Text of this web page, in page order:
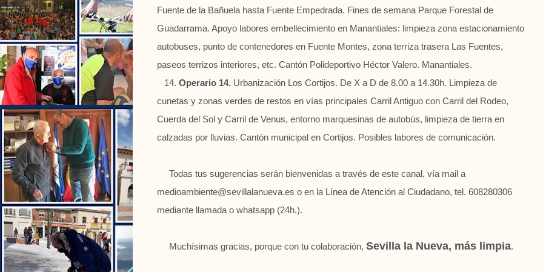
Fuente de la Bañuela hasta Fuente Empedrada. Fines de semana Parque Forestal de
Guadarrama. Apoyo labores embellecimiento en Manantiales: limpieza zona estacionamiento
autobuses, punto de contenedores en Fuente Montes, zona terriza trasera Las Fuentes,
paseos terrizos interiores, etc. Cantón Polideportivo Héctor Valero. Manantiales.
14. Operario 14. Urbanización Los Cortijos. De X a D de 8.00 a 14.30h. Limpieza de
cunetas y zonas verdes de restos en vías principales Carril Antiguo con Carril del Rodeo,
Cuerda del Sol y Carril de Venus, entorno marquesinas de autobús, limpieza de tierra en
calzadas por lluvias. Cantón municipal en Cortijos. Posibles labores de comunicación.
Todas tus sugerencias serán bienvenidas a través de este canal, vía mail a
medioambiente@sevillalanueva.es o en la Línea de Atención al Ciudadano, tel. 608280306
mediante llamada o whatsapp (24h.).
Muchísimas gracias, porque con tu colaboración, Sevilla la Nueva, más limpia.